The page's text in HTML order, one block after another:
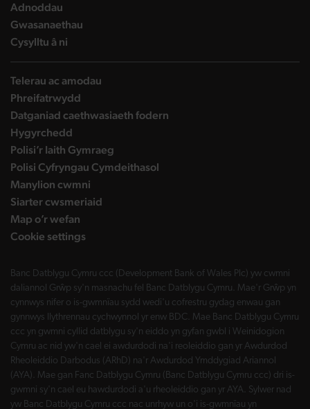
Adnoddau
Gwasanaethau
Cysylltu â ni
Telerau ac amodau
Phreifatrwydd
Datganiad caethwasiaeth fodern
Hygyrchedd
Polisi’r Iaith Gymraeg
Polisi Cyfryngau Cymdeithasol
Manylion cwmni
Siarter cwsmeriaid
Map o’r wefan
Cookie settings
Banc Datblygu Cymru ccc (Development Bank of Wales Plc) yw cwmni
daliannol Grŵp sy'n masnachu fel Banc Datblygu Cymru. Mae'r Grŵp yn
cynnwys nifer o is-gwmnïau sydd wedi'u cofrestru gydag enwau gan
gynnwys llythrennau cychwynnol yr enw BDC. Mae Banc Datblygu Cymru
ccc yn gwmni cyllid datblygu sy'n eiddo yn gyfan gwbl i Weinidogion
Cymru ac nid yw'n cael ei awdurdodi na'i reoleiddio gan yr Awdurdod
Rheoleiddio Darbodus (ARhD) na'r Awdurdod Ymddygiad Ariannol
(AYA). Mae gan Fanc Datblygu Cymru (Banc Datblygu Cymru ccc) dri is-
gwmni sy'n cael eu hawdurdodi a'u rheoleiddio gan yr AYA. Sylwer nad
yw Banc Datblygu Cymru ccc nac unrhyw un o'i is-gwmnïau yn